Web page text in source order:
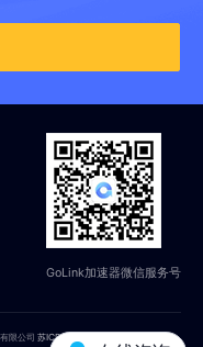
GoLink加速器微信服务号
限公司苏ICP备18014251号-2